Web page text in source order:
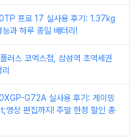
프로 17 실사용 후기: 1.37kg
과 하루 종일 배터리!
러스 코엑스점, 삼성역 초역세권
G72A 실사용 후기: 게이밍
상 편집까지! 주말 한정 할인 총